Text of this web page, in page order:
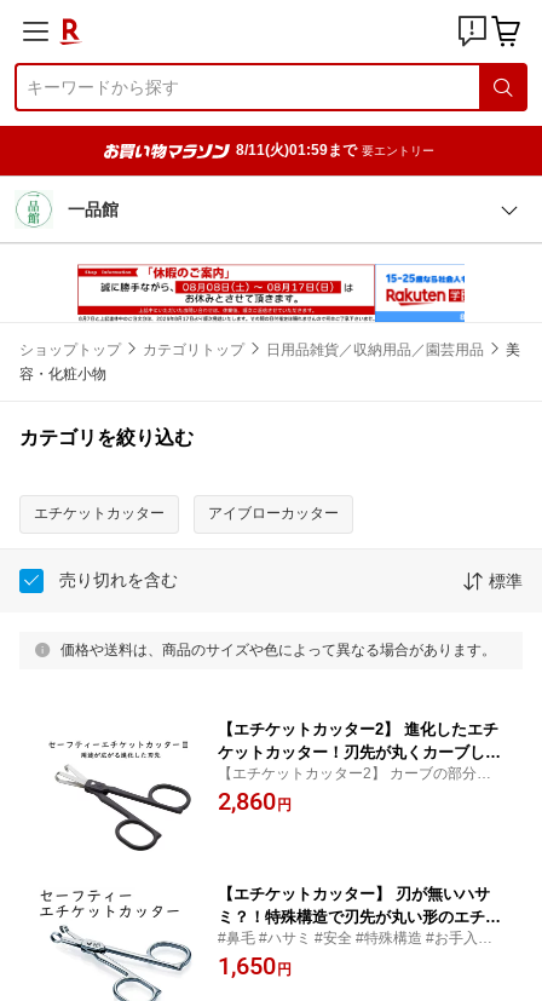
8/11(火)01:59まで 要エントリー
一品館
ショップトップ カテゴリトップ 日用品雑貨／収納用品／園芸用品
美
容・化粧小物
カテゴリを絞り込む
エチケットカッター アイブローカッター
売り切れを含む 標準
価格や送料は、商品のサイズや色によって異なる場合があります。
【エチケットカッター2】 進化したエチ
ケットカッター！刃先が丸くカーブして
いるので安心・安全
【エチケットカッター2】 カーブの部分か
ら直線部分にもカットできる範囲が広が
り、鼻毛や眉毛の処理の他、赤ちゃんの産
2,860円
【エチケットカッター】 刃が無いハサ
ミ？！特殊構造で刃先が丸い形のエチケ
ットカッター デリケートな鼻の中も傷
つけにくく安心。鼻毛のお手入れはエチ
#鼻毛 #ハサミ #安全 #特殊構造 #お手入れ
#刃がない #先が丸い #ステンレス #エチケ
ット #身だしなみ #美容 #メイク道具 #ケア
1,650円